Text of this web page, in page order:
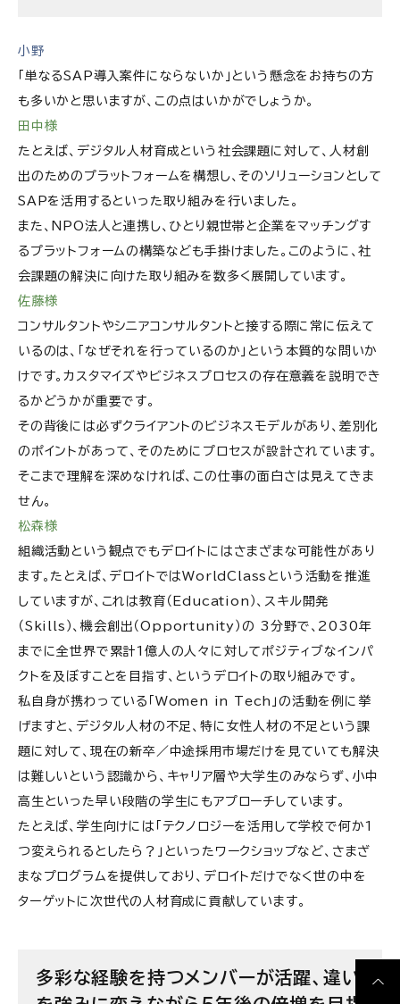
小野
「単なるSAP導入案件にならないか」という懸念をお持ちの方
も多いかと思いますが、この点はいかがでしょうか。
田中様
たとえば、デジタル人材育成という社会課題に対して、人材創
出のためのプラットフォームを構想し、そのソリューションとして
SAPを活用するといった取り組みを行いました。
また、NPO法人と連携し、ひとり親世帯と企業をマッチングす
るプラットフォームの構築なども手掛けました。このように、社
会課題の解決に向けた取り組みを数多く展開しています。
佐藤様
コンサルタントやシニアコンサルタントと接する際に常に伝えて
いるのは、「なぜそれを行っているのか」という本質的な問いか
けです。カスタマイズやビジネスプロセスの存在意義を説明でき
るかどうかが重要です。
その背後には必ずクライアントのビジネスモデルがあり、差別化
のポイントがあって、そのためにプロセスが設計されています。
そこまで理解を深めなければ、この仕事の面白さは見えてきま
せん。
松森様
組織活動という観点でもデロイトにはさまざまな可能性があり
ます。たとえば、デロイトではWorldClassという活動を推進
していますが、これは教育（Education）、スキル開発
（Skills）、機会創出（Opportunity）の 3分野で、2030年
までに全世界で累計1億人の人々に対してポジティブなインパ
クトを及ぼすことを目指す、というデロイトの取り組みです。
私自身が携わっている「Women in Tech」の活動を例に挙
げますと、デジタル人材の不足、特に女性人材の不足という課
題に対して、現在の新卒／中途採用市場だけを見ていても解決
は難しいという認識から、キャリア層や大学生のみならず、小中
高生といった早い段階の学生にもアプローチしています。
たとえば、学生向けには「テクノロジーを活用して学校で何か1
つ変えられるとしたら？」といったワークショップなど、さまざ
まなプログラムを提供しており、デロイトだけでなく世の中を
ターゲットに次世代の人材育成に貢献しています。
多彩な経験を持つメンバーが活躍、違い